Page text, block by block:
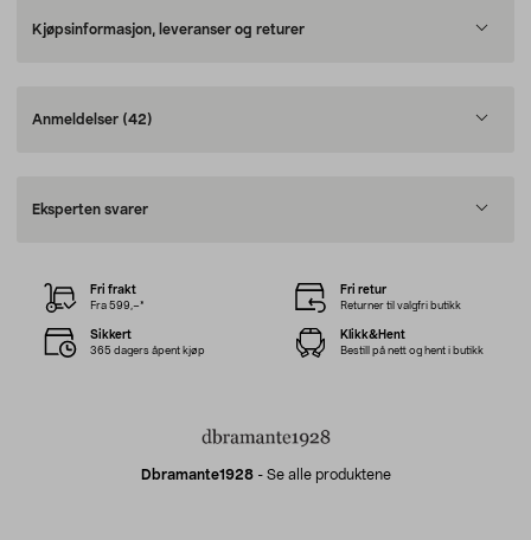
Kjøpsinformasjon, leveranser og returer
Anmeldelser (42)
Eksperten svarer
Dbramante1928- Se alle produktene
Fri frakt
Fra 599,–*
Fri retur
Returner til valgfri butikk
Sikkert
365 dagers åpent kjøp
Klikk&Hent
Bestill på nett og hent i butikk